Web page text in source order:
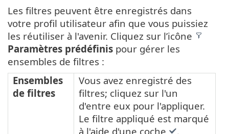
Les filtres peuvent être enregistrés dans
votre profil utilisateur afin que vous puissiez
les réutiliser à l'avenir. Cliquez sur l’icône
Paramètres prédéfinis pour gérer les
ensembles de filtres :
Ensembles
de filtres
Vous avez enregistré des
filtres; cliquez sur l'un
d'entre eux pour l'appliquer.
Le filtre appliqué est marqué
à l'aide d'une coche
.